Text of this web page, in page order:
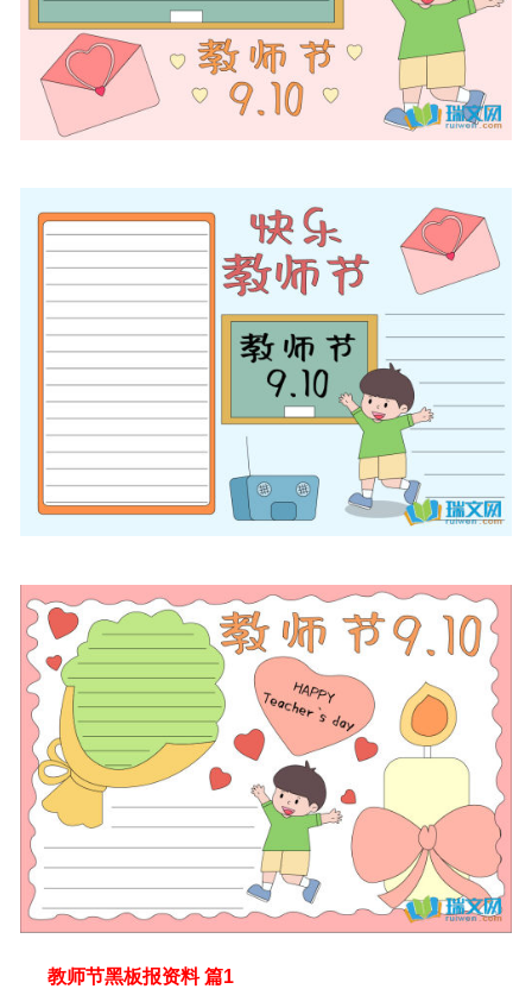
教师节黑板报资料 篇1